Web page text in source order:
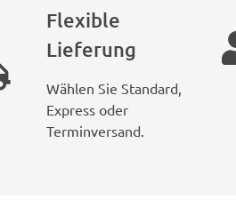
Flexible
Lieferung
Wählen Sie Standard,
Express oder
Terminversand.